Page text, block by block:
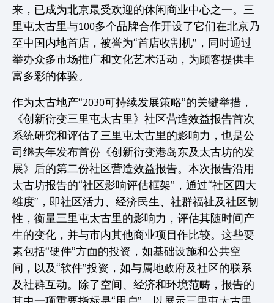
来，已成为北京最受欢迎的休闲商业中心之一。三
里屯太古里与100多个品牌合作开设了它们在北京乃
至中国内地首店，被誉为“首店收割机”，同时通过
举办众多市场推广和文化艺术活动，为顾客提供丰
富多彩的体验。
作为太古地产“2030可持续发展策略”的关键举措，
《创新衍变三里屯太古里》社区营造效益报告首次
系统研究和评估了三里屯太古里的影响力，也是公
司继去年发布首份《创新衍变港岛东及太古坊的发
展》后的第二份社区营造效益报告。本次报告沿用
太古坊报告的“社区影响评估框架”，通过“社区四大
维度”，即社区活力、经济民生、社群福祉及社区韧
性，衡量三里屯太古里的影响力，评估其随时间产
生的变化，并与市内其他商业项目作比较。这些要
素包括“硬件”方面的投资，如基础设施和公共空
间，以及“软件”投资，如与属地政府及社区的联系
及社群互动。除了空间、经济和环境范畴，报告的